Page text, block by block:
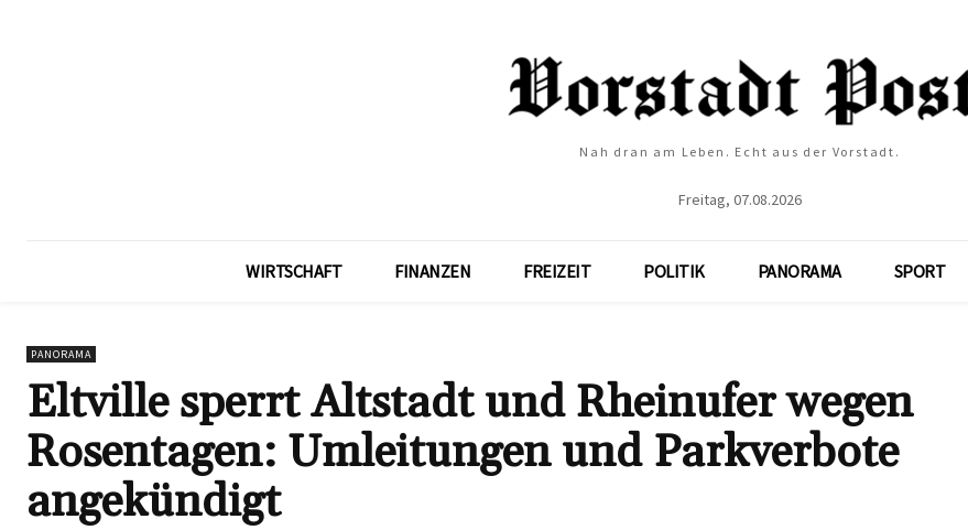
Nah dran am Leben. Echt aus der Vorstadt.
Freitag, 07.08.2026
WIRTSCHAFT FINANZEN FREIZEIT POLITIK PANORAMA SPORT
PANORAMA
Eltville sperrt Altstadt und Rheinufer wegen
Rosentagen: Umleitungen und Parkverbote
angekündigt